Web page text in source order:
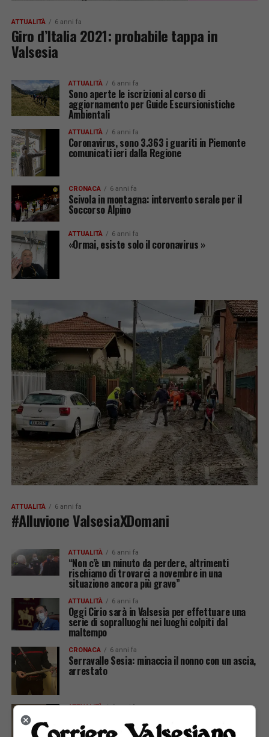
ATTUALITÀ 6 anni fa
Giro d’Italia 2021: probabile tappa in
Valsesia
ATTUALITÀ 6 anni fa
Sono aperte le iscrizioni al corso di
aggiornamento per Guide Escursionistiche
Ambientali
ATTUALITÀ 6 anni fa
Coronavirus, sono 3.363 i guariti in Piemonte
comunicati ieri dalla Regione
CRONACA 6 anni fa
Scivola in montagna: intervento serale per il
Soccorso Alpino
ATTUALITÀ 6 anni fa
«Ormai, esiste solo il coronavirus »
ATTUALITÀ 6 anni fa
#Alluvione ValsesiaXDomani
ATTUALITÀ 6 anni fa
“Non c’è un minuto da perdere, altrimenti
rischiamo di trovarci a novembre in una
situazione ancora più grave”
ATTUALITÀ 6 anni fa
Oggi Cirio sarà in Valsesia per effettuare una
serie di sopralluoghi nei luoghi colpiti dal
maltempo
CRONACA 6 anni fa
Serravalle Sesia: minaccia il nonno con un ascia,
arrestato
ATTUALITÀ 6 anni fa
corso e sui progetti futuri